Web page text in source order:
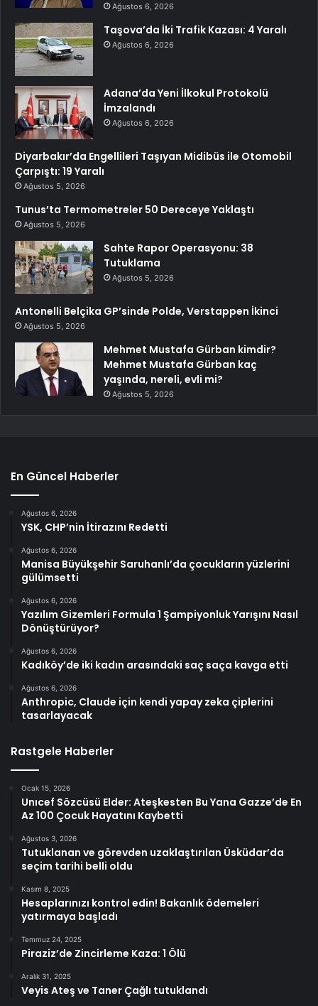
Ağustos 6, 2026
Taşova’da İki Trafik Kazası: 4 Yaralı
Ağustos 6, 2026
Adana’da Yeni İlkokul Protokolü
İmzalandı
Ağustos 6, 2026
Diyarbakır’da Engellileri Taşıyan Midibüs ile Otomobil
Çarpıştı: 19 Yaralı
Ağustos 5, 2026
Tunus’ta Termometreler 50 Dereceye Yaklaştı
Ağustos 5, 2026
Sahte Rapor Operasyonu: 38
Tutuklama
Ağustos 5, 2026
Antonelli Belçika GP’sinde Polde, Verstappen İkinci
Ağustos 5, 2026
Mehmet Mustafa Gürban kimdir?
Mehmet Mustafa Gürban kaç
yaşında, nereli, evli mi?
Ağustos 5, 2026
En Güncel Haberler
Ağustos 6, 2026
YSK, CHP’nin İtirazını Redetti
Ağustos 6, 2026
Manisa Büyükşehir Saruhanlı’da çocukların yüzlerini
gülümsetti
Ağustos 6, 2026
Yazılım Gizemleri Formula 1 Şampiyonluk Yarışını Nasıl
Dönüştürüyor?
Ağustos 6, 2026
Kadıköy’de iki kadın arasındaki saç saça kavga etti
Ağustos 6, 2026
Anthropic, Claude için kendi yapay zeka çiplerini
tasarlayacak
Rastgele Haberler
Ocak 15, 2026
Unıcef Sözcüsü Elder: Ateşkesten Bu Yana Gazze’de En
Az 100 Çocuk Hayatını Kaybetti
Ağustos 3, 2026
Tutuklanan ve görevden uzaklaştırılan Üsküdar’da
seçim tarihi belli oldu
Kasım 8, 2025
Hesaplarınızı kontrol edin! Bakanlık ödemeleri
yatırmaya başladı
Temmuz 24, 2025
Piraziz’de Zincirleme Kaza: 1 Ölü
Aralık 31, 2025
Veyis Ateş ve Taner Çağlı tutuklandı